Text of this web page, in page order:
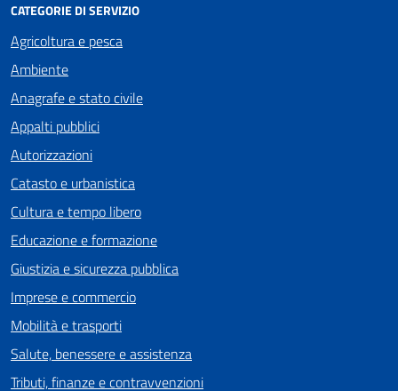
CATEGORIE DI SERVIZIO
Agricoltura e pesca
Ambiente
Anagrafe e stato civile
Appalti pubblici
Autorizzazioni
Catasto e urbanistica
Cultura e tempo libero
Educazione e formazione
Giustizia e sicurezza pubblica
Imprese e commercio
Mobilità e trasporti
Salute, benessere e assistenza
Tributi, finanze e contravvenzioni